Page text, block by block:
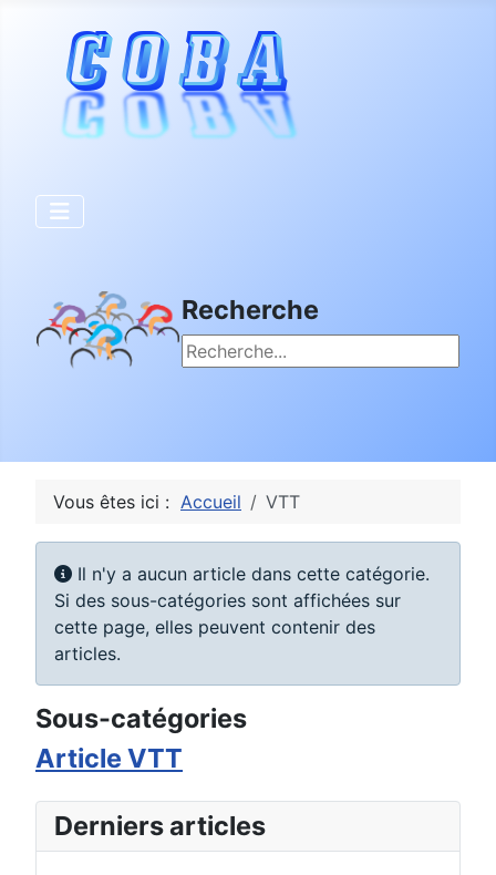
Recherche
Rechercher
Vous êtes ici : Accueil VTT
Information
Il n'y a aucun article dans cette catégorie.
Si des sous-catégories sont affichées sur
cette page, elles peuvent contenir des
articles.
Sous-catégories
Article VTT
Derniers articles